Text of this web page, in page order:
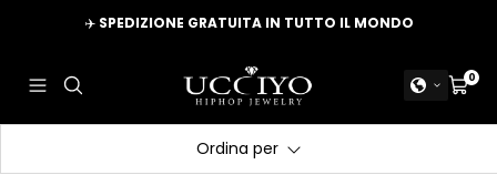
✈️ SPEDIZIONE GRATUITA IN TUTTO IL MONDO
Navigazione
GIOIELLI
UCCIYO
0
Ordina per